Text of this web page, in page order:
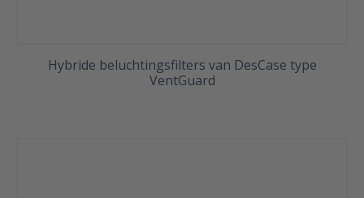
Hybride beluchtingsfilters van DesCase type
VentGuard